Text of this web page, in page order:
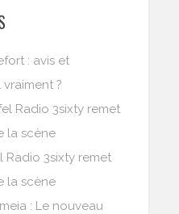
: avis et
?
Radio 3sixty remet
la scène
Radio 3sixty remet
la scène
: Le nouveau